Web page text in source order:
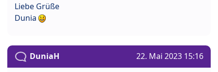
Liebe Grüße
Dunia
DuniaH 22. Mai 2023 15:16